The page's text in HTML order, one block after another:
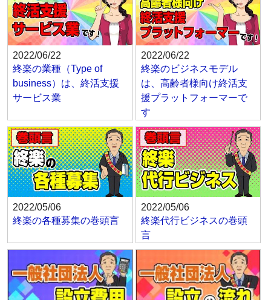
2022/06/22
終楽の業種（Type of
business）は、終活支援
サービス業
2022/06/22
終楽のビジネスモデル
は、高齢者様向け終活支
援プラットフォーマーで
す
2022/05/06
終楽の各種募集の巻頭言
2022/05/06
終楽代行ビジネスの巻頭
言